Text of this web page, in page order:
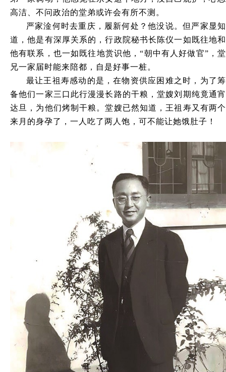
高洁、不问政治的堂弟或许会有所不测。
严家淦何时去重庆，履新何处？他没说。但严家显知
道，他是有深厚关系的，行政院秘书长陈仪一如既往地和
他有联系，也一如既往地赏识他，“朝中有人好做官”，堂
兄一家届时能来陪都，自是好事一桩。
最让王祖寿感动的是，在物资供应困难之时，为了筹
备他们一家三口此行漫漫长路的干粮，堂嫂刘期纯竟通宵
达旦，为他们烤制干粮。堂嫂已然知道，王祖寿又有两个
来月的身孕了，一人吃了两人饱，可不能让她饿肚子！